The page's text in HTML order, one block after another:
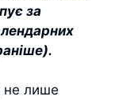
за
не лише